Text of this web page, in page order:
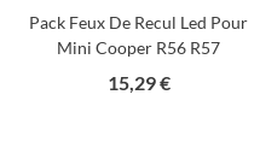
Pack Feux De Recul Led Pour
Mini Cooper R56 R57
15,29 €Prix